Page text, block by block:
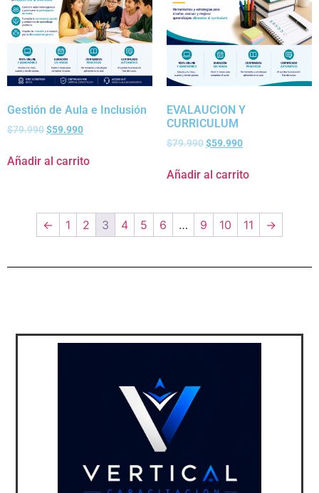
Gestión de Aula e Inclusión
$79.990$59.990
Añadir al carrito
EVALAUCION Y
CURRICULUM
$79.990$59.990
Añadir al carrito
← 1 2 3 4 5 6 … 9 10 11 →